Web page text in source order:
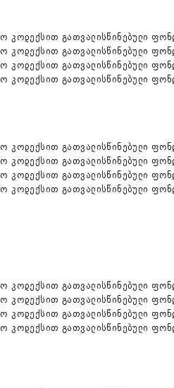
კოდექსით გათვალისწინებული
კოდექსით გათვალისწინებული
კოდექსით გათვალისწინებული
კოდექსით გათვალისწინებული
კოდექსით გათვალისწინებული
კოდექსით გათვალისწინებული
კოდექსით გათვალისწინებული
კოდექსით გათვალისწინებული
კოდექსით გათვალისწინებული
კოდექსით გათვალისწინებული
კოდექსით გათვალისწინებული
კოდექსით გათვალისწინებული